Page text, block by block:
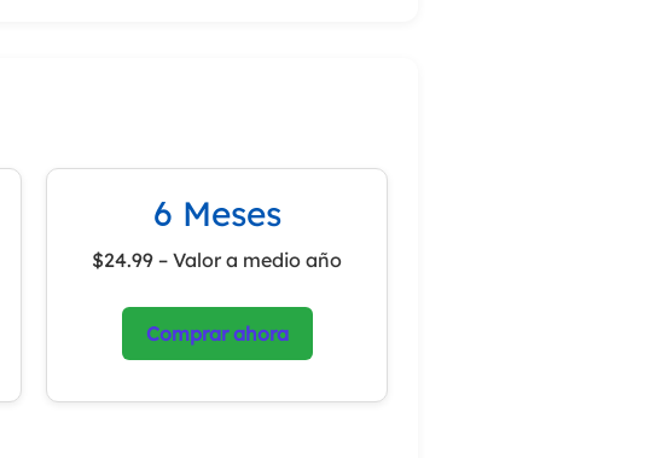
6 Meses
$24.99 – Valor a medio año
Comprar ahora